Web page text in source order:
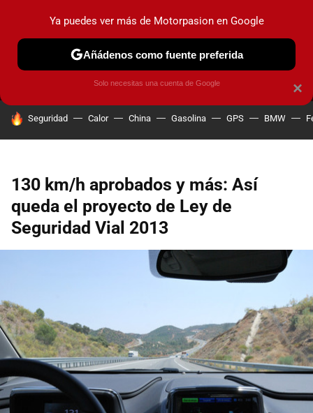
MENÚ NUEVO
COCHES ELÉCTRICOS OBSERVATORIO
HOY SE HABLA DE
Seguridad Calor China Gasolina GPS BMW
130 km/h aprobados y más: Así
queda el proyecto de Ley de
Seguridad Vial 2013
×
Ya puedes ver más de Motorpasion en Google
Añádenos como fuente preferida
Solo necesitas una cuenta de Google